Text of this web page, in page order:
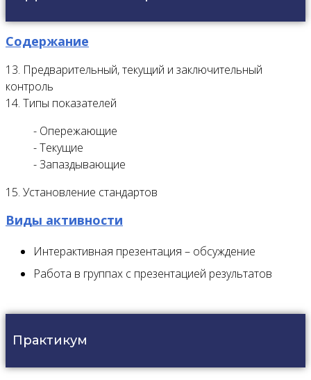
Содержание
13. Предварительный, текущий и заключительный
контроль
14. Типы показателей
- Опережающие
- Текущие
- Запаздывающие
15. Установление стандартов
Виды активности
Интерактивная презентация – обсуждение
Работа в группах с презентацией результатов
Практикум